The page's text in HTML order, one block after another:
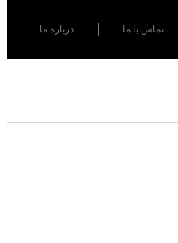
تماس با ما درباره ما